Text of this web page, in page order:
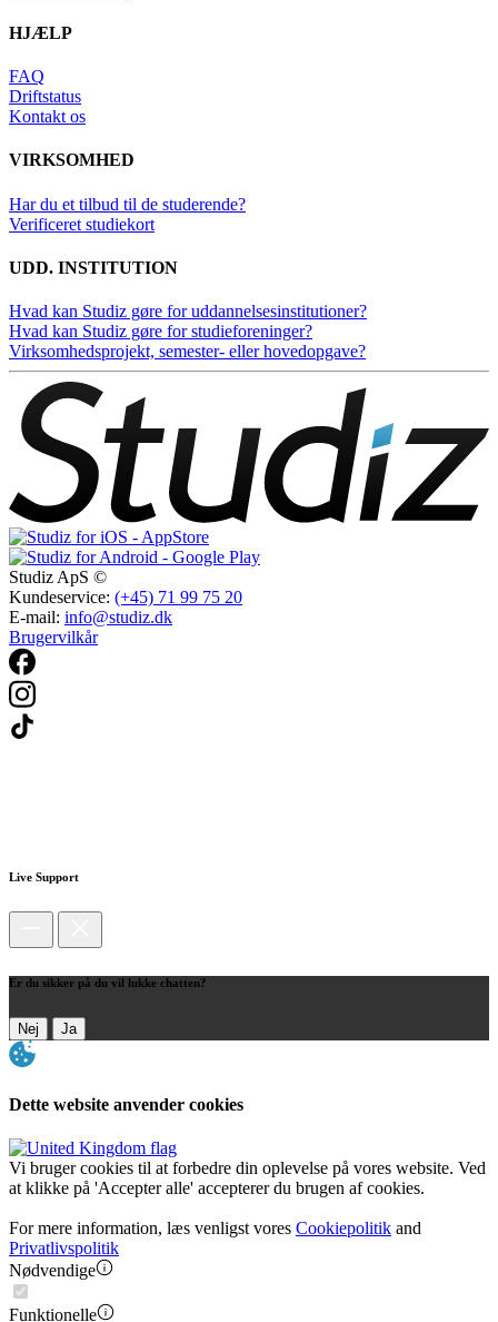
HJÆLP
FAQ
Driftstatus
Kontakt os
VIRKSOMHED
Har du et tilbud til de studerende?
Verificeret studiekort
UDD. INSTITUTION
Hvad kan Studiz gøre for uddannelsesinstitutioner?
Hvad kan Studiz gøre for studieforeninger?
Virksomhedsprojekt, semester- eller hovedopgave?
Studiz ApS ©
Kundeservice: (+45) 71 99 75 20
E-mail: info@studiz.dk
Brugervilkår
Live Support
Er du sikker på du vil lukke chatten?
Nej Ja
Dette website anvender cookies
Vi bruger cookies til at forbedre din oplevelse på vores website. Ved
at klikke på 'Accepter alle' accepterer du brugen af cookies.
For mere information, læs venligst vores Cookiepolitik and
Privatlivspolitik
Nødvendige
Funktionelle